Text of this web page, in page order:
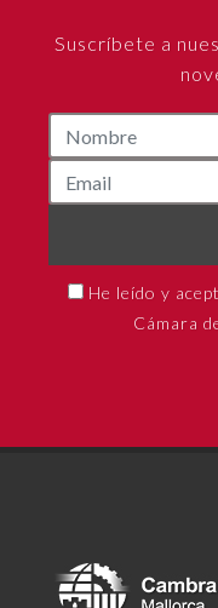
Suscríbete a
He leído y
Cámara